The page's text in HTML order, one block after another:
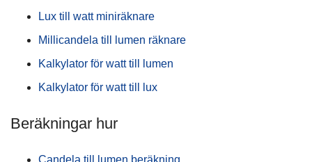
Lux till watt miniräknare
Millicandela till lumen räknare
Kalkylator för watt till lumen
Kalkylator för watt till lux
Beräkningar hur
Candela till lumen beräkning